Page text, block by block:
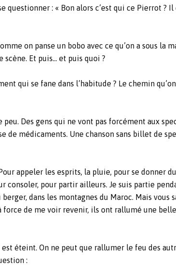
questionner : « Bon alors c’est qui ce Pierrot ?
on panse un bobo avec ce qu’on a sous la
scène. Et puis… et puis quoi ?
qui se fane dans l’habitude ? Le chemin
Des gens qui ne vont pas forcément aux
de médicaments. Une chanson sans billet de
appeler les esprits, la pluie, pour se donner
consoler, pour partir ailleurs. Je suis partie
dans les montagnes du Maroc. Mais
de me voir revenir, ils ont rallumé une
éteint. On ne peut que rallumer le feu des
: